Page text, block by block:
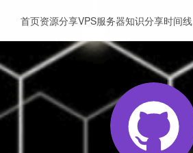
首页资源分享VPS服务器知识分享时间线